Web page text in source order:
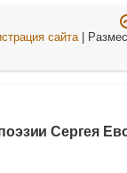
сайта|
Сергея